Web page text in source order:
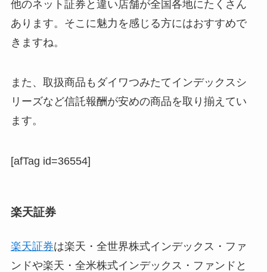
他のネット証券と違い店舗が全国各地にたくさん
あります。そこに魅力を感じる方にはおすすめで
きますね。
また、取扱商品も ダイワつみたてインデックスシ
リーズなど信託報酬が安めの商品を取り揃えてい
ます。
[afTag id=36554]
楽天証券
楽天証券は楽天・全世界株式インデックス・ファ
ンドや楽天・全米株式インデックス・ファンドと